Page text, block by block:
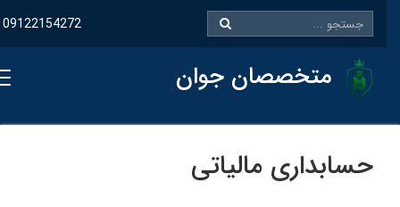
09122154272
متخصصان جوان
حسابداری مالیاتی